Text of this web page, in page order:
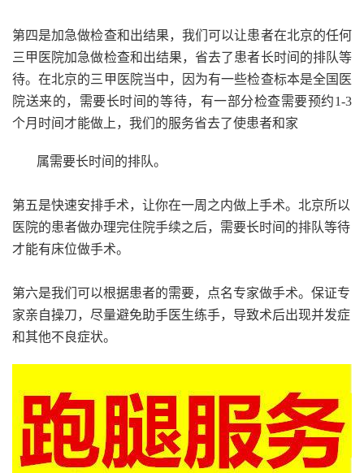
第四是加急做检查和出结果，我们可以让患者在北京的任何
三甲医院加急做检查和出结果，省去了患者长时间的排队等
待。在北京的三甲医院当中，因为有一些检查标本是全国医
院送来的，需要长时间的等待，有一部分检查需要预约1-3
个月时间才能做上，我们的服务省去了使患者和家
属需要长时间的排队。
第五是快速安排手术，让你在一周之内做上手术。北京所以
医院的患者做办理完住院手续之后，需要长时间的排队等待
才能有床位做手术。
第六是我们可以根据患者的需要，点名专家做手术。保证专
家亲自操刀，尽量避免助手医生练手，导致术后出现并发症
和其他不良症状。